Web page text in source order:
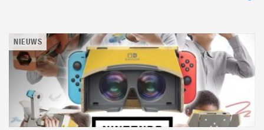
NIEUWS